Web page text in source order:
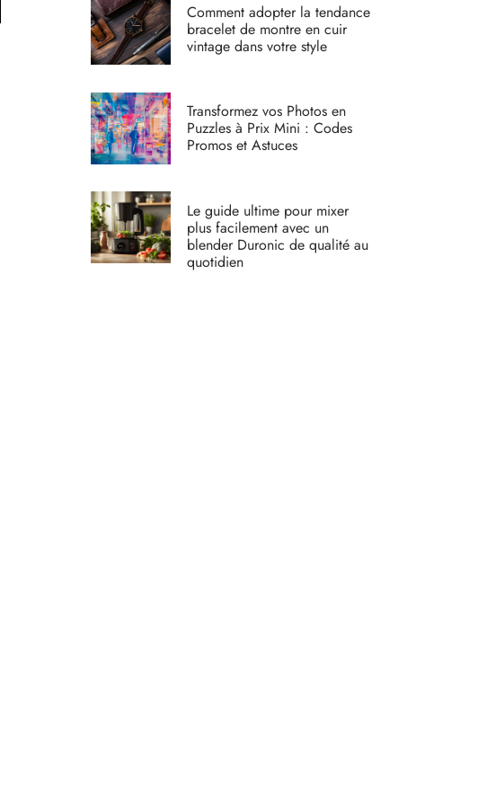
Comment adopter la tendance
bracelet de montre en cuir
vintage dans votre style
Transformez vos Photos en
Puzzles à Prix Mini : Codes
Promos et Astuces
Le guide ultime pour mixer
plus facilement avec un
blender Duronic de qualité au
quotidien